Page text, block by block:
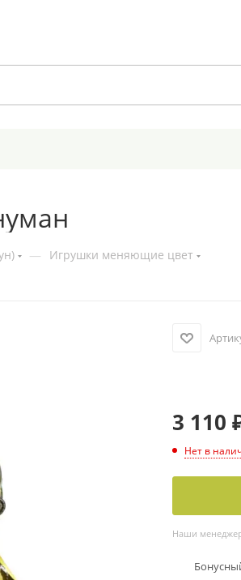
— Игрушки меняющие цвет
3 110
Нет в
Наши